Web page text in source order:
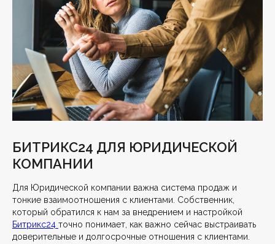
БИТРИКС24 ДЛЯ ЮРИДИЧЕСКОЙ
КОМПАНИИ
Для Юридической компании важна система продаж и
тонкие взаимоотношения с клиентами. Собственник,
который обратился к нам за внедрением и настройкой
Битрикс24 точно понимает, как важно сейчас выстраивать
доверительные и долгосрочные отношения с клиентами.